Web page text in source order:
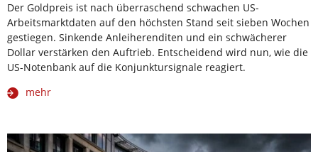
Der Goldpreis ist nach überraschend schwachen US-
Arbeitsmarktdaten auf den höchsten Stand seit sieben Wochen
gestiegen. Sinkende Anleiherenditen und ein schwächerer
Dollar verstärken den Auftrieb. Entscheidend wird nun, wie die
US-Notenbank auf die Konjunktursignale reagiert.
mehr